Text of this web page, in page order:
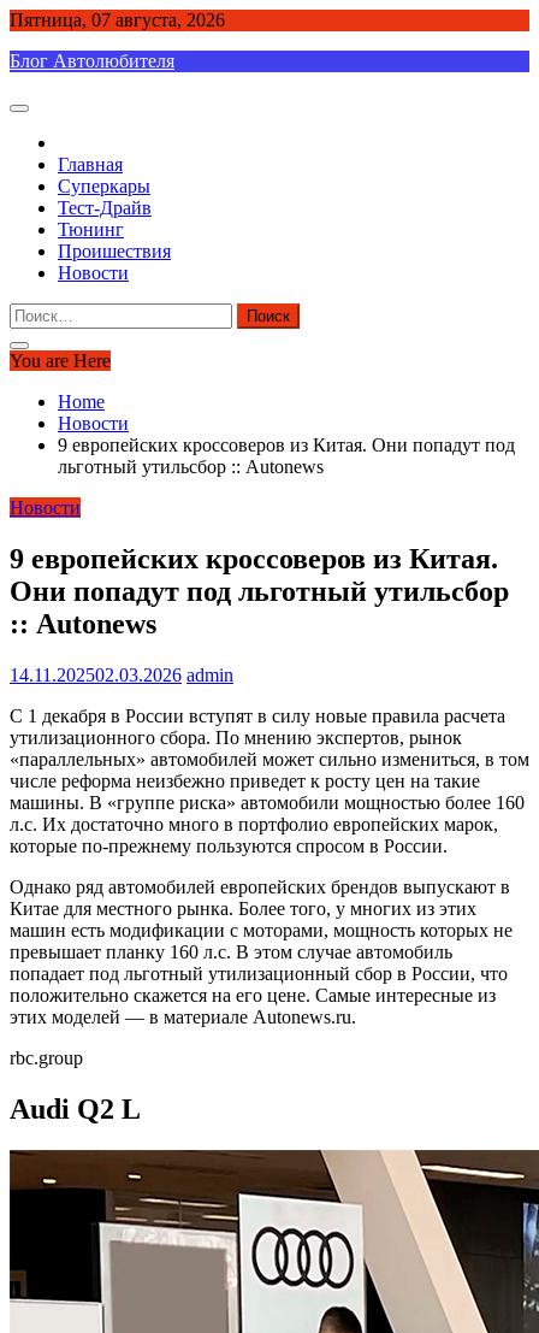
Skip
content
Пятница, 07 августа, 2026
Блог Автолюбителя
Главная
Суперкары
Тест-Драйв
Тюнинг
Проишествия
Новости
Найти:
You are Here
Home
Новости
9 европейских кроссоверов из Китая. Они попадут под
льготный утильсбор :: Autonews
Новости
9 европейских кроссоверов из Китая.
Они попадут под льготный утильсбор
:: Autonews
14.11.202502.03.2026 admin
С 1 декабря в России вступят в силу новые правила расчета
утилизационного сбора. По мнению экспертов, рынок
«параллельных» автомобилей может сильно измениться, в том
числе реформа неизбежно приведет к росту цен на такие
машины. В «группе риска» автомобили мощностью более 160
л.с. Их достаточно много в портфолио европейских марок,
которые по-прежнему пользуются спросом в России.
Однако ряд автомобилей европейских брендов выпускают в
Китае для местного рынка. Более того, у многих из этих
машин есть модификации с моторами, мощность которых не
превышает планку 160 л.с. В этом случае автомобиль
попадает под льготный утилизационный сбор в России, что
положительно скажется на его цене. Самые интересные из
этих моделей — в материале Autonews.ru.
rbc.group
Audi Q2 L